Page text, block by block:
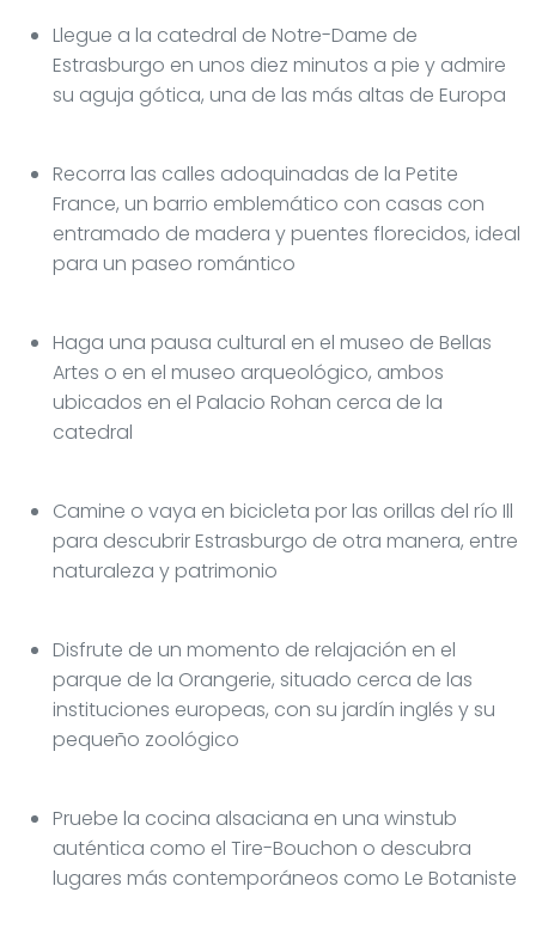
Llegue a la catedral de Notre-Dame de
Estrasburgo en unos diez minutos a pie y admire
su aguja gótica, una de las más altas de Europa
Recorra las calles adoquinadas de la Petite
France, un barrio emblemático con casas con
entramado de madera y puentes florecidos, ideal
para un paseo romántico
Haga una pausa cultural en el museo de Bellas
Artes o en el museo arqueológico, ambos
ubicados en el Palacio Rohan cerca de la
catedral
Camine o vaya en bicicleta por las orillas del río Ill
para descubrir Estrasburgo de otra manera, entre
naturaleza y patrimonio
Disfrute de un momento de relajación en el
parque de la Orangerie, situado cerca de las
instituciones europeas, con su jardín inglés y su
pequeño zoológico
Pruebe la cocina alsaciana en una winstub
auténtica como el Tire-Bouchon o descubra
lugares más contemporáneos como Le Botaniste